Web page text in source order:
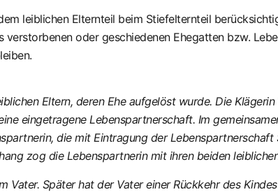
leiblichen Elternteil beim Stiefelternteil
oder geschiedenen Ehegatten bzw.
Eltern, deren Ehe aufgelöst wurde. Die
eingetragene Lebenspartnerschaft. Im
die mit Eintragung der
zog die Lebenspartnerin mit ihren beiden
Später hat der Vater einer Rückkehr des